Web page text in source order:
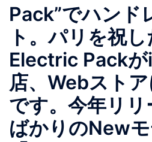
Pack”でハンド
ト。パリを祝
Electric Pack
店、Webスト
です。今年リリ
ばかりのNew